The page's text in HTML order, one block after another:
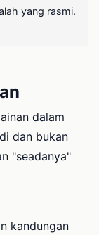
yang rasmi.
dalam
dan bukan
"seadanya"
kandungan